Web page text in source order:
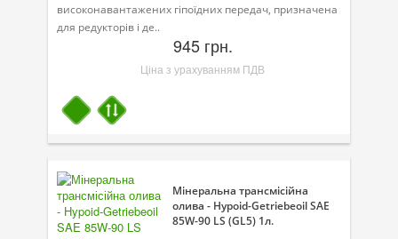
Обладнання
Догляд за кондиціонером
Профі-серія
Спеціальні програми
Велосипедна програма
високонавантажених гіпоїдних передач, призначена
для редукторів і де..
945 грн.
Ціна з урахуванням ПДВ
Мінеральна трансмісійна
олива - Hypoid-Getriebeoil SAE
85W-90 LS (GL5) 1л.